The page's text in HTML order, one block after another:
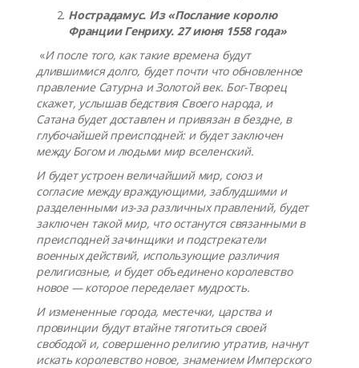
Нострадамус. Из «Послание королю
Франции Генриху. 27 июня 1558 года»
«И после того, как такие времена будут
длившимися долго, будет почти что обновленное
правление Сатурна и Золотой век. Бог-Творец
скажет, услышав бедствия Своего народа, и
Сатана будет доставлен и привязан в бездне, в
глубочайшей преисподней: и будет заключен
между Богом и людьми мир вселенский.
И будет устроен величайший мир, союз и
согласие между враждующими, заблудшими и
разделенными из-за различных правлений, будет
заключен такой мир, что останутся связанными в
преисподней зачинщики и подстрекатели
военных действий, использующие различия
религиозные, и будет объединено королевство
новое — которое переделает мудрость.
И измененные города, местечки, царства и
провинции будут втайне тяготиться своей
свободой и, совершенно религию утратив, начнут
искать королевство новое, знамением Имперского